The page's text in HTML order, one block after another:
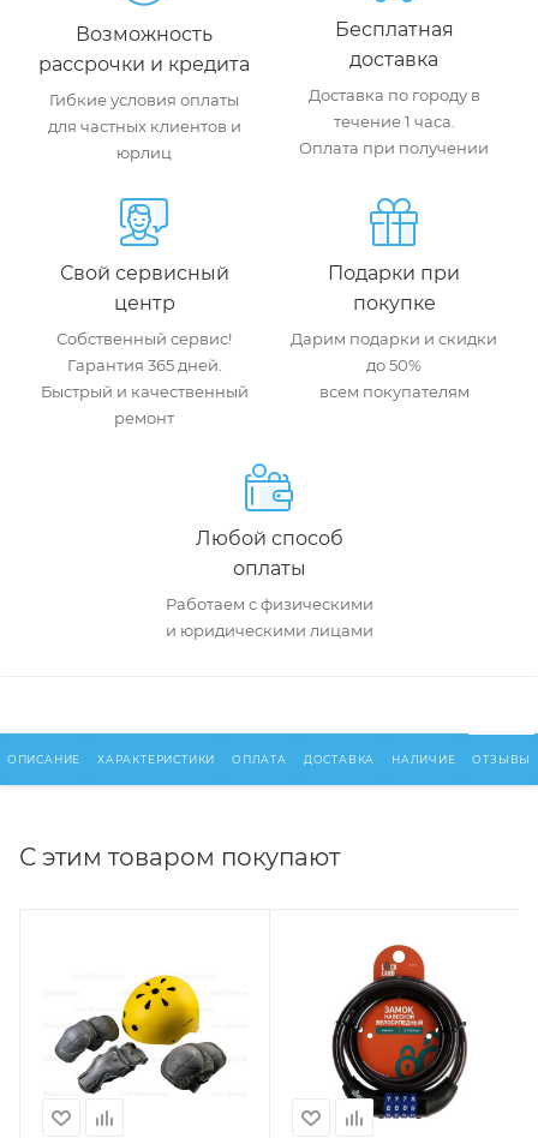
Возможность
рассрочки и кредита
Гибкие условия оплаты
для частных клиентов и
юрлиц
Бесплатная
доставка
Доставка по городу в
течение 1 часа.
Оплата при получении
Свой сервисный
центр
Собственный сервис!
Гарантия 365 дней.
Быстрый и качественный
ремонт
Подарки при
покупке
Дарим подарки и скидки
до 50%
всем покупателям
Любой способ
оплаты
Работаем с физическими
и юридическими лицами
ОПИСАНИЕ ХАРАКТЕРИСТИКИ ОПЛАТА ДОСТАВКА НАЛИЧИЕ ОТЗЫВЫ
С этим товаром покупают